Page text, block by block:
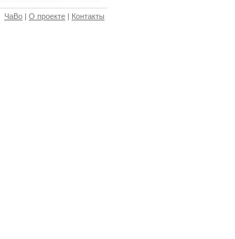
ЧаВо | О проекте | Контакты